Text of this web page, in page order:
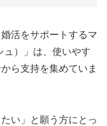
活をサポートするマ
ュ）」は、使いやす
ら支持を集めていま
い」と願う方にとっ